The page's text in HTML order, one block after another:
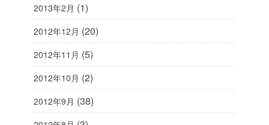
2013年2月 (1)
2012年12月 (20)
2012年11月 (5)
2012年10月 (2)
2012年9月 (38)